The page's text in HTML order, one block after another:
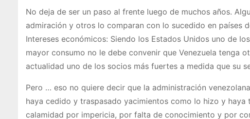
No deja de ser un paso al frente luego de muchos años.
admiración y otros lo comparan con lo sucedido en países
Intereses económicos: Siendo los Estados Unidos uno de
mayor consumo no le debe convenir que Venezuela tenga
actualidad uno de los socios más fuertes a medida que su
Pero … eso no quiere decir que la administración
haya cedido y traspasado yacimientos como lo hizo y
calamidad por impericia, por falta de conocimiento y por